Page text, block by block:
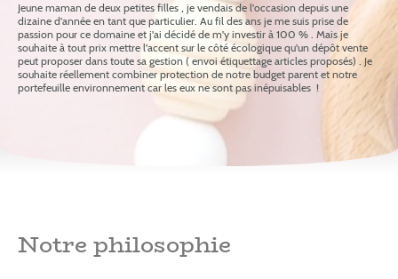
Jeune maman de deux petites filles , je vendais de l'occasion depuis une
dizaine d'année en tant que particulier. Au fil des ans je me suis prise de
passion pour ce domaine et j'ai décidé de m'y investir à 100 % . Mais je
souhaite à tout prix mettre l'accent sur le côté écologique qu'un dépôt vente
peut proposer dans toute sa gestion ( envoi étiquettage articles proposés) . Je
souhaite réellement combiner protection de notre budget parent et notre
portefeuille environnement car les eux ne sont pas inépuisables !
Notre philosophie